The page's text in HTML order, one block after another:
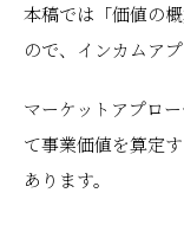
本稿では「価値の
ので、インカムア
マーケットアプロ
て事業価値を算定
あります。